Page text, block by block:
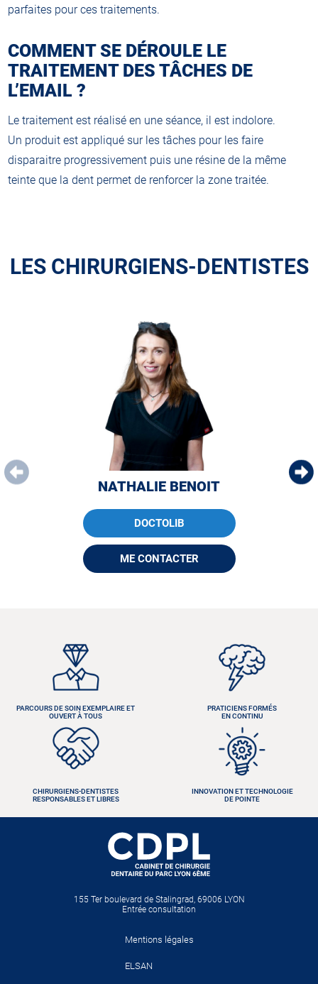
parfaites pour ces traitements.
COMMENT SE DÉROULE LE
TRAITEMENT DES TÂCHES DE
L’EMAIL ?
Le traitement est réalisé en une séance, il est indolore.
Un produit est appliqué sur les tâches pour les faire
disparaitre progressivement puis une résine de la même
teinte que la dent permet de renforcer la zone traitée.
LES CHIRURGIENS-DENTISTES
NATHALIE BENOIT
DOCTOLIB
ME CONTACTER
PARCOURS DE SOIN EXEMPLAIRE ET
OUVERT À TOUS
PRATICIENS FORMÉS
EN CONTINU
CHIRURGIENS-DENTISTES
RESPONSABLES ET LIBRES
INNOVATION ET TECHNOLOGIE
DE POINTE
155 Ter boulevard de Stalingrad, 69006 LYON
Entrée consultation
Mentions légales
ELSAN